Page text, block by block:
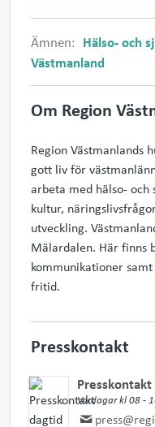
Ämnen: Hälso- och
Västmanland
Om Region
Region
gott liv för
arbeta med hälso-
kultur,
utveckling.
Mälardalen. Här finns
kommunikationer
fritid.
Presskontakt
Vardagar kl 08 -